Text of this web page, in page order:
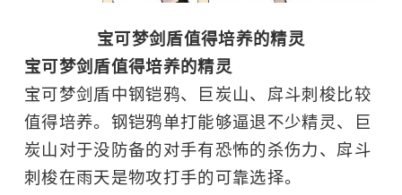
宝可梦剑盾值得培养的精灵
宝可梦剑盾值得培养的精灵
宝可梦剑盾中钢铠鸦、巨炭山、戽斗刺梭比较
值得培养。钢铠鸦单打能够逼退不少精灵、巨
炭山对于没防备的对手有恐怖的杀伤力、戽斗
刺梭在雨天是物攻打手的可靠选择。